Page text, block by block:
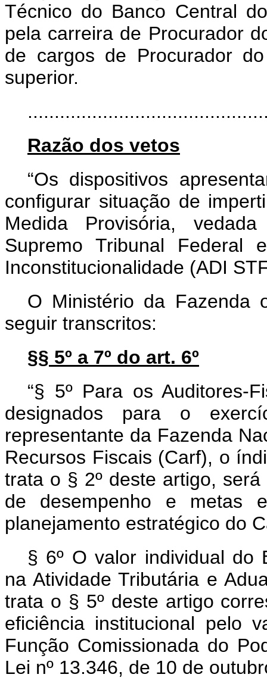
Técnico do Banco Central
pela carreira de Procurador
de cargos de Procurador
superior.
Razão dos vetos
“Os dispositivos
configurar situação de
Medida Provisória,
Supremo Tribunal Federal
Inconstitucionalidade (ADI
O Ministério da Fazenda
seguir transcritos:
§§ 5º a 7º do art. 6º
“§ 5º Para os Auditores-
designados para o
representante da Fazenda
Recursos Fiscais (Carf), o
trata o § 2º deste artigo,
de desempenho e metas
planejamento estratégico do
§ 6º O valor individual do
na Atividade Tributária e
trata o § 5º deste artigo
eficiência institucional pelo
Função Comissionada do
Lei nº 13.346, de 10 de